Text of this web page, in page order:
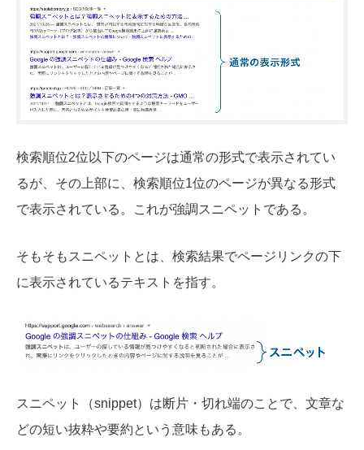
検索順位2位以下のページは通常の形式で表示されてい
るが、その上部に、検索順位1位のページが異なる形式
で表示されている。これが強調スニペットである。
そもそもスニペットとは、検索結果でページリンクの下
に表示されているテキストを指す。
スニペット（snippet）は断片・切れ端のことで、文章な
どの短い抜粋や要約という意味もある。